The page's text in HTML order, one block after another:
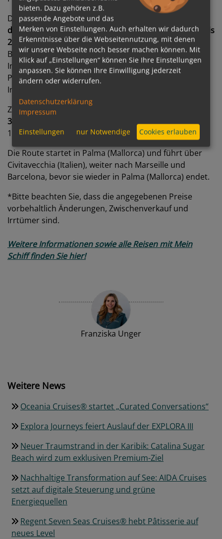
Die 6-tägige„Tattoo Cruise – 6 Nächte – Höhepunkte
des Westlichen Mittelmeers – ab/bis Palma“vom15. bis
21. April 2027ist ab 1.169 Euro pro Person in der
Balkonkabine und ab 919 Euro pro Person in der
Innenkabine buchbar – jeweils bei Doppelbelegung im
PRO-Tarif inklusive der Mein Schiff Premium-
Inklusivleistungen.
Zusätzlich erhalten Gäste bei Buchung bis zum
30.09.2026 eine Frühbucherermäßigungin Höhe von
180 Euro.
Die Route startet in Palma (Mallorca) und führt über
Civitavecchia (Italien), weiter nach Marseille und
Barcelona, bevor sie wieder in Palma (Mallorca) endet.
*Bitte beachten Sie, dass die angegebenen Preise
vorbehaltlich Änderungen, Zwischenverkauf und
Irrtümer sind.
Weitere Informationen sowie alle Reisen mit Mein
Schiff finden Sie hier!
Franziska Unger
Weitere News
Oceania Cruises® startet „Curated Conversations“
Explora Journeys feiert Auslauf der EXPLORA III
Neuer Traumstrand in der Karibik: Catalina Sugar
Beach wird zum exklusiven Premium-Ziel
Nachhaltige Transformation auf See: AIDA Cruises
setzt auf digitale Steuerung und grüne
Energiequellen
Regent Seven Seas Cruises® hebt Pâtisserie auf
neues Level
bieten. Dazu gehören z.B.
passende Angebote und das
Merken von Einstellungen. Auch erhalten wir dadurch
Erkenntnisse über die Webseitennutzung, mit denen
wir unsere Webseite noch besser machen können. Mit
Klick auf „Einstellungen“ können Sie Ihre Einstellungen
anpassen. Sie können Ihre Einwilligung jederzeit
ändern oder widerrufen.
Datenschutzerklärung
Impressum
Einstellungen nur Notwendige Cookies erlauben